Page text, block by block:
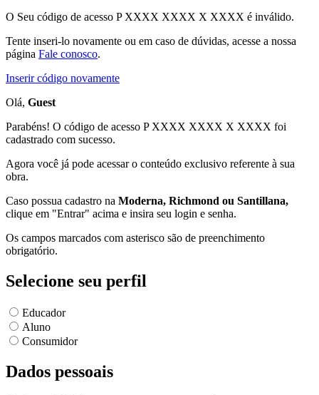
O Seu código de acesso P XXXX XXXX X XXXX é inválido.
Tente inseri-lo novamente ou em caso de dúvidas, acesse a nossa
página Fale conosco.
Inserir código novamente
Olá, Guest
Parabéns! O código de acesso P XXXX XXXX X XXXX foi
cadastrado com sucesso.
Agora você já pode acessar o conteúdo exclusivo referente à sua
obra.
Caso possua cadastro na Moderna, Richmond ou Santillana,
clique em "Entrar" acima e insira seu login e senha.
Os campos marcados com asterisco são de preenchimento
obrigatório.
Selecione seu perfil
Educador
Aluno
Consumidor
Dados pessoais